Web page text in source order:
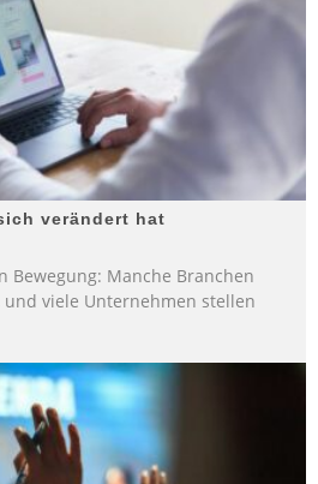
verändert hat
Bewegung: Manche Branchen
viele Unternehmen stellen